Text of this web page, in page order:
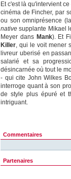
Et c'est là qu'intervient
cinéma de Fincher, par
ou son omniprésence
native supplante Mikael
Meyer dans Mank). Et
Killer, qui le voit mener
livreur uberisé en
salarié et sa
désincarnée où tout le
- qui cite John Wilkes
interroge quant à son
de style plus épuré et
intriguant.
Commentaires
Partenaires